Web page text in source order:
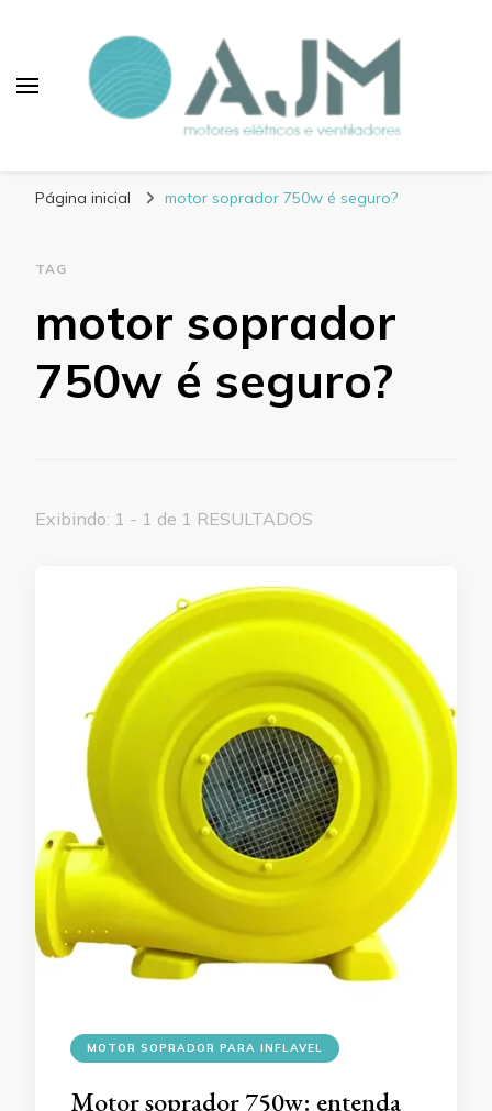
Elétricos e Ventiladores
Página inicial motor soprador 750w é seguro?
TAG
motor soprador
750w é seguro?
Exibindo: 1 - 1 de 1 RESULTADOS
MOTOR SOPRADOR PARA INFLAVEL
Motor soprador 750w: entenda